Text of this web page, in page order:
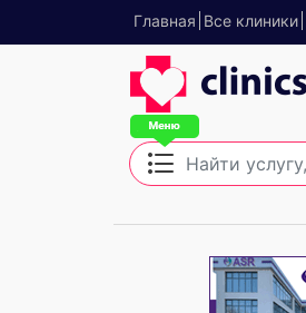
Главная Все клиники